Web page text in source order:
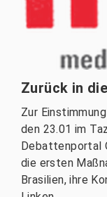
Zurück in
Zur
den 23.01 im
Debattenportal
die ersten
Brasilien, ihre